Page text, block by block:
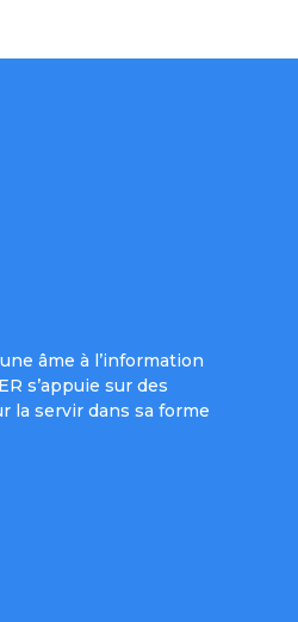
âme à l’information
s’appuie sur des
la servir dans sa forme